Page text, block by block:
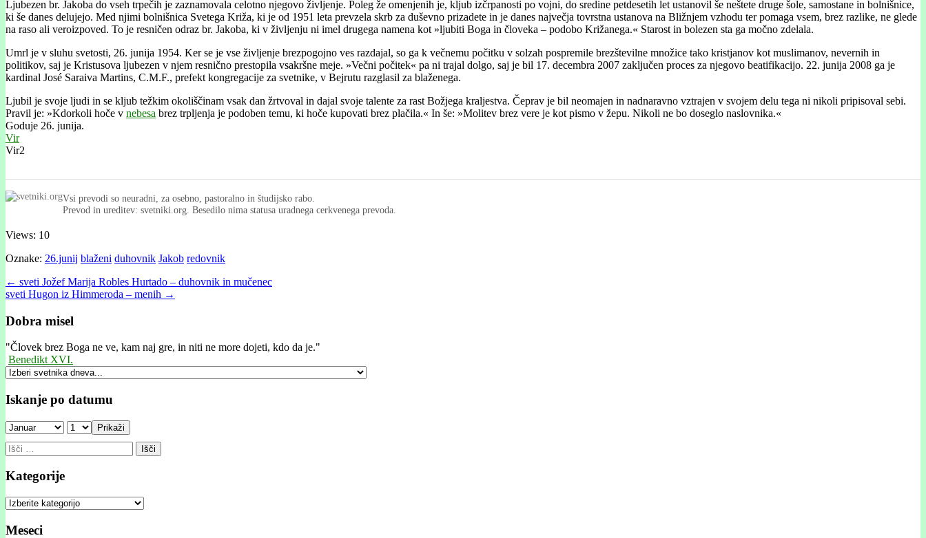
Ljubezen br. Jakoba do vseh trpečih je zaznamovala celotno njegovo življenje. Poleg že omenjenih je, kljub izčrpanosti po vojni, do sredine petdesetih let ustanovil še neštete druge šole, samostane in bolnišnice,
ki še danes delujejo. Med njimi bolnišnica Svetega Križa, ki je od 1951 leta prevzela skrb za duševno prizadete in je danes največja tovrstna ustanova na Bližnjem vzhodu ter pomaga vsem, brez razlike, ne glede
na raso ali veroizpoved. To je resničen odraz br. Jakoba, ki v življenju ni imel drugega namena kot »ljubiti Boga in človeka – podobo Križanega.« Starost in bolezen sta ga močno zdelala.
Umrl je v sluhu svetosti, 26. junija 1954. Ker se je vse življenje brezpogojno ves razdajal, so ga k večnemu počitku v solzah pospremile brezštevilne množice tako kristjanov kot muslimanov, nevernih in
politikov, saj je Kristusova ljubezen v njem resnično prestopila vsakršne meje. »Večni počitek« pa ni trajal dolgo, saj je bil 17. decembra 2007 zaključen proces za njegovo beatifikacijo. 22. junija 2008 ga je
kardinal José Saraiva Martins, C.M.F., prefekt kongregacije za svetnike, v Bejrutu razglasil za blaženega.
Ljubil je svoje ljudi in se kljub težkim okoliščinam vsak dan žrtvoval in dajal svoje talente za rast Božjega kraljestva. Čeprav je bil neomajen in nadnaravno vztrajen v svojem delu tega ni nikoli pripisoval sebi.
Pravil je: »Kdorkoli hoče v nebesa brez trpljenja je podoben temu, ki hoče kupovati brez plačila.« In še: »Molitev brez vere je kot pismo v žepu. Nikoli ne bo doseglo naslovnika.«
Goduje 26. junija.
Vir
Vir2
Vsi prevodi so neuradni, za osebno, pastoralno in študijsko rabo.
Prevod in ureditev: svetniki.org. Besedilo nima statusa uradnega cerkvenega prevoda.
Views: 10
Oznake: 26.junij blaženi duhovnik Jakob redovnik
Post
navigation
← sveti Jožef Marija Robles Hurtado – duhovnik in mučenec
sveti Hugon iz Himmeroda – menih →
Dobra misel
"Človek brez Boga ne ve, kam naj gre, in niti ne more dojeti, kdo da je."
Benedikt XVI.
Iskanje po datumu
Prikaži
Išči:
Kategorije
Kategorije
Meseci